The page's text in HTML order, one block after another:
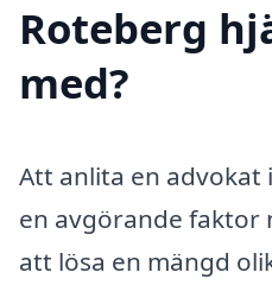
Roteberg
med?
Att anlita en advokat
en avgörande faktor
att lösa en mängd